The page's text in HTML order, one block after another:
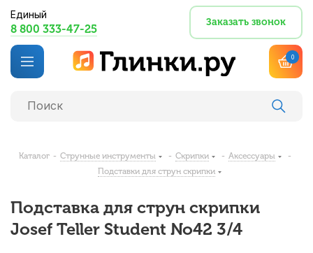
Единый
8 800 333-47-25
Заказать звонок
0
Каталог - Струнные инструменты - Скрипки - Аксессуары
-
Подставки для струн скрипки
Подставка для струн скрипки
Josef Teller Student No42 3/4